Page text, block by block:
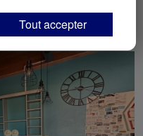
particulier
traceurs techniquesseront
sur "Tout accepter",
et les modifier à tout
vos choix" situé en bas de
Tout accepter